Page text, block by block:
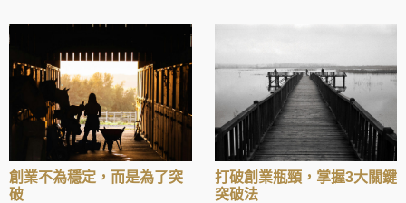
創業不為穩定，而是為了突
破
打破創業瓶頸，掌握3大關鍵
突破法